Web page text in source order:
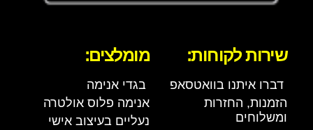
שירות לקוחות:
דברו איתנו בוואטסאפ
הזמנות, החזרות
ומשלוחים
מומלצים:
בגדי אנימה
אנימה פלוס אולטרה
נעליים בעיצוב אישי